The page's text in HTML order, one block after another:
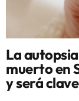
La
muerto en
y será